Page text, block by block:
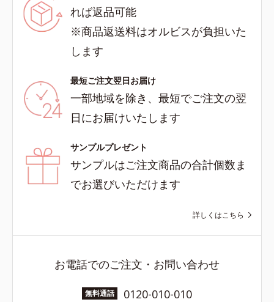
れば返品可能
※商品返送料はオルビスが負担いた
します
最短ご注文翌日お届け
一部地域を除き、最短でご注文の翌
日にお届けいたします
サンプルプレゼント
サンプルはご注文商品の合計個数ま
でお選びいただけます
詳しくはこちら
お電話でのご注文・お問い合わせ
無料通話 0120-010-010